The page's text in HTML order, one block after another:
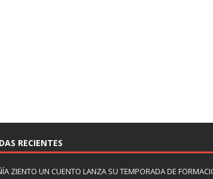
RECIENTES
ZIENTO UN CUENTO LANZA SU TEMPORADA DE